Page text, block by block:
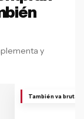
y
También va brutal